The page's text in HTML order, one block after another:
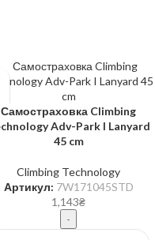
Самостраховка Climbing
Adv-Park I Lanyard
45 cm
Climbing Technology
Артикул: 7W171045STD
1,143₴